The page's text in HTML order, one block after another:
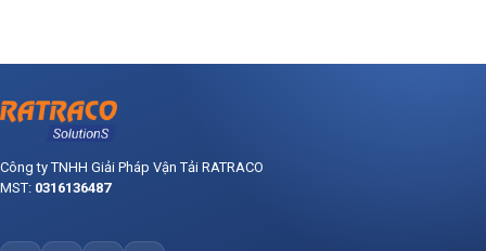
Công ty TNHH Giải Pháp Vận Tải RATRACO
MST: 0316136487